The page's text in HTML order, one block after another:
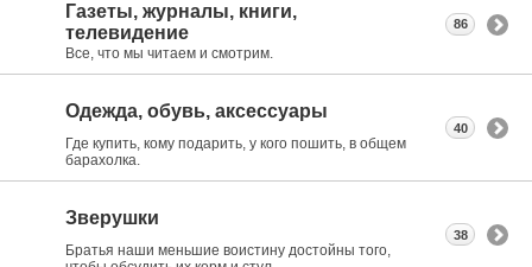
Газеты, журналы, книги,
телевидение
Все, что мы читаем и смотрим.
86
Одежда, обувь, аксессуары
Где купить, кому подарить, у кого пошить, в общем
барахолка.
40
Зверушки
Братья наши меньшие воистину достойны того,
38